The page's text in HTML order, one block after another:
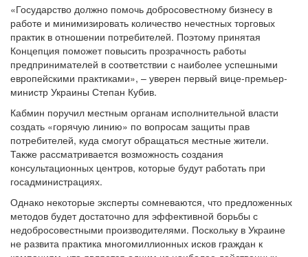
«Государство должно помочь добросовестному бизнесу в
работе и минимизировать количество нечестных торговых
практик в отношении потребителей. Поэтому принятая
Концепция поможет повысить прозрачность работы
предпринимателей в соответствии с наиболее успешными
европейскими практиками», – уверен первый вице-премьер-
министр Украины Степан Кубив.
Кабмин поручил местным органам исполнительной власти
создать «горячую линию» по вопросам защиты прав
потребителей, куда смогут обращаться местные жители.
Также рассматривается возможность создания
консультационных центров, которые будут работать при
госадминистрациях.
Однако некоторые эксперты сомневаются, что предложенных
методов будет достаточно для эффективной борьбы с
недобросовестными производителями. Поскольку в Украине
не развита практика многомиллионных исков граждан к